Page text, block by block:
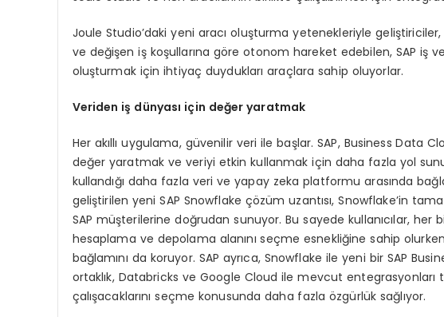
Joule Studio’daki yeni aracı oluşturma yetenekleriyle geliştiriciler,
ve değişen iş koşullarına göre otonom hareket edebilen, SAP iş
oluşturmak için ihtiyaç duydukları araçlara sahip oluyorlar.
Veriden iş dünyası için değer yaratmak
Her akıllı uygulama, güvenilir veri ile başlar. SAP, Business Data
değer yaratmak ve veriyi etkin kullanmak için daha fazla yol
kullandığı daha fazla veri ve yapay zeka platformu arasında
geliştirilen yeni SAP Snowflake çözüm uzantısı, Snowflake’in
SAP müşterilerine doğrudan sunuyor. Bu sayede kullanıcılar,
hesaplama ve depolama alanını seçme esnekliğine sahip
bağlamını da koruyor. SAP ayrıca, Snowflake ile yeni bir SAP
ortaklık, Databricks ve Google Cloud ile mevcut entegrasyonları
çalışacaklarını seçme konusunda daha fazla özgürlük sağlıyor.